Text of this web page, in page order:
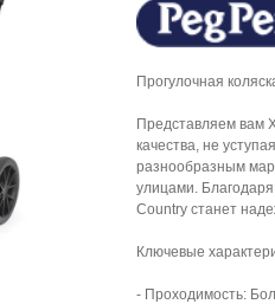
Прогулочная
Представляем вам
качества, не
разнообразным
улицами. Благодаря
Country станет
Ключевые
- Проходимость: